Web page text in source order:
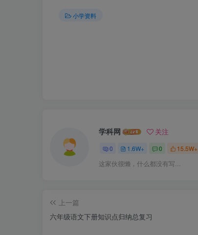
小学资料
学科网 关注
0 1.6W+ 0 15.5W+
这家伙很懒，什么都没有写...
上一篇
六年级语文下册知识点归纳总复习